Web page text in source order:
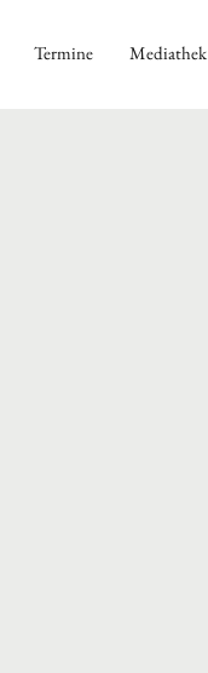
Termine Mediathek